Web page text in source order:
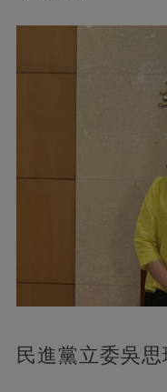
民進黨立委吳